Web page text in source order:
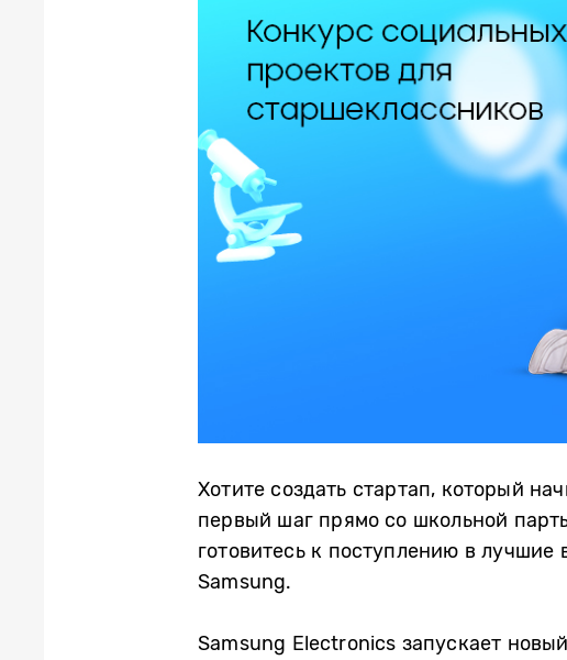
Хотите создать стартап, который
первый шаг прямо со школьной
готовитесь к поступлению в
Samsung.
Samsung Electronics запускает